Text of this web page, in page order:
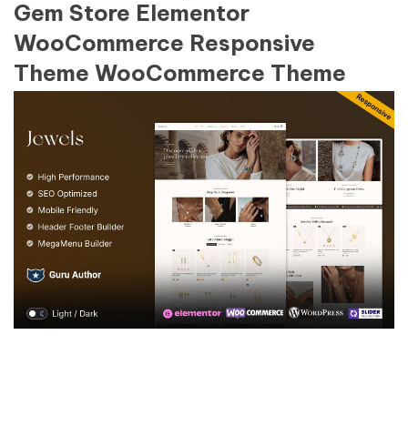
Gem Store Elementor
WooCommerce Responsive
Theme WooCommerce Theme